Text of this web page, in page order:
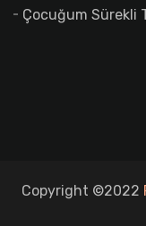
Çocuğum Sürekli
Copyright ©2022